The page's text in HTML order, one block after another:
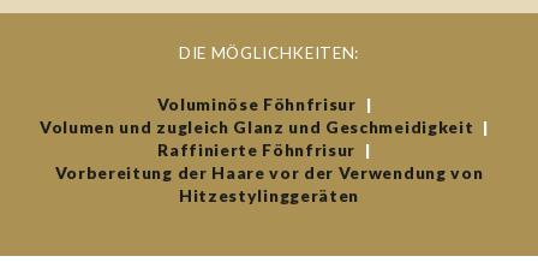
DIE MÖGLICHKEITEN:
Voluminöse Föhnfrisur
|
Volumen und zugleich Glanz und Geschmeidigkeit
|
Raffinierte Föhnfrisur
|
Vorbereitung der Haare vor der Verwendung von
Hitzestylinggeräten